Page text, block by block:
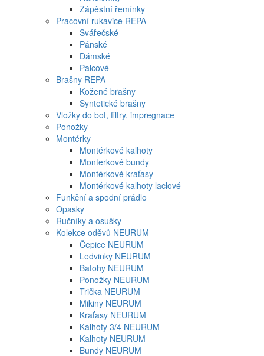
Zápěstní řemínky
Pracovní rukavice REPA
Svářečské
Pánské
Dámské
Palcové
Brašny REPA
Kožené brašny
Syntetické brašny
Vložky do bot, filtry, impregnace
Ponožky
Montérky
Montérkové kalhoty
Monterkové bundy
Montérkové kraťasy
Montérkové kalhoty laclové
Funkční a spodní prádlo
Opasky
Ručníky a osušky
Kolekce oděvů NEURUM
Čepice NEURUM
Ledvinky NEURUM
Batohy NEURUM
Ponožky NEURUM
Trička NEURUM
Mikiny NEURUM
Kraťasy NEURUM
Kalhoty 3/4 NEURUM
Kalhoty NEURUM
Bundy NEURUM